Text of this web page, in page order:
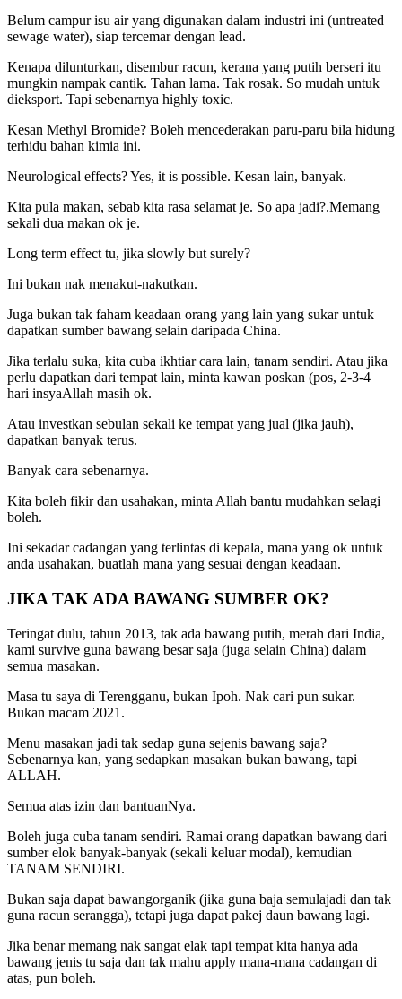
Belum campur isu air yang digunakan dalam industri ini (untreated
sewage water), siap tercemar dengan lead.
Kenapa dilunturkan, disembur racun, kerana yang putih berseri itu
mungkin nampak cantik. Tahan lama. Tak rosak. So mudah untuk
dieksport. Tapi sebenarnya highly toxic.
Kesan Methyl Bromide? Boleh mencederakan paru-paru bila hidung
terhidu bahan kimia ini.
Neurological effects? Yes, it is possible. Kesan lain, banyak.
Kita pula makan, sebab kita rasa selamat je. So apa jadi?.Memang
sekali dua makan ok je.
Long term effect tu, jika slowly but surely?
Ini bukan nak menakut-nakutkan.
Juga bukan tak faham keadaan orang yang lain yang sukar untuk
dapatkan sumber bawang selain daripada China.
Jika terlalu suka, kita cuba ikhtiar cara lain, tanam sendiri. Atau jika
perlu dapatkan dari tempat lain, minta kawan poskan (pos, 2-3-4
hari insyaAllah masih ok.
Atau investkan sebulan sekali ke tempat yang jual (jika jauh),
dapatkan banyak terus.
Banyak cara sebenarnya.
Kita boleh fikir dan usahakan, minta Allah bantu mudahkan selagi
boleh.
Ini sekadar cadangan yang terlintas di kepala, mana yang ok untuk
anda usahakan, buatlah mana yang sesuai dengan keadaan.
JIKA TAK ADA BAWANG SUMBER OK?
Teringat dulu, tahun 2013, tak ada bawang putih, merah dari India,
kami survive guna bawang besar saja (juga selain China) dalam
semua masakan.
Masa tu saya di Terengganu, bukan Ipoh. Nak cari pun sukar.
Bukan macam 2021.
Menu masakan jadi tak sedap guna sejenis bawang saja?
Sebenarnya kan, yang sedapkan masakan bukan bawang, tapi
ALLAH.
Semua atas izin dan bantuanNya.
Boleh juga cuba tanam sendiri. Ramai orang dapatkan bawang dari
sumber elok banyak-banyak (sekali keluar modal), kemudian
TANAM SENDIRI.
Bukan saja dapat bawangorganik (jika guna baja semulajadi dan tak
guna racun serangga), tetapi juga dapat pakej daun bawang lagi.
Jika benar memang nak sangat elak tapi tempat kita hanya ada
bawang jenis tu saja dan tak mahu apply mana-mana cadangan di
atas, pun boleh.